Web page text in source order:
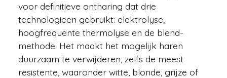
voor definitieve ontharing dat drie
technologieën gebruikt: elektrolyse,
hoogfrequente thermolyse en de blend-
methode. Het maakt het mogelijk haren
duurzaam te verwijderen, zelfs de meest
resistente, waaronder witte, blonde, grijze of